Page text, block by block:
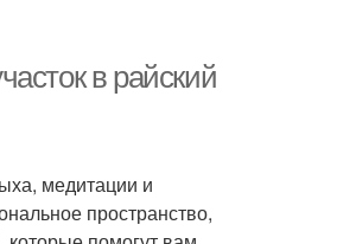
в райский
медитации и
пространство,